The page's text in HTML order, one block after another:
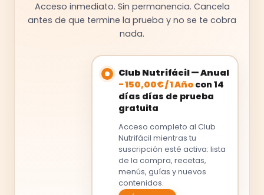
Acceso inmediato. Sin permanencia. Cancela
antes de que termine la prueba y no se te cobra
nada.
Club Nutrifácil — Anual
-150,00€/1 Año con 14
días días de prueba
gratuita
Acceso completo al Club
Nutrifácil mientras tu
suscripción esté activa: lista
de la compra, recetas,
menús, guías y nuevos
contenidos.